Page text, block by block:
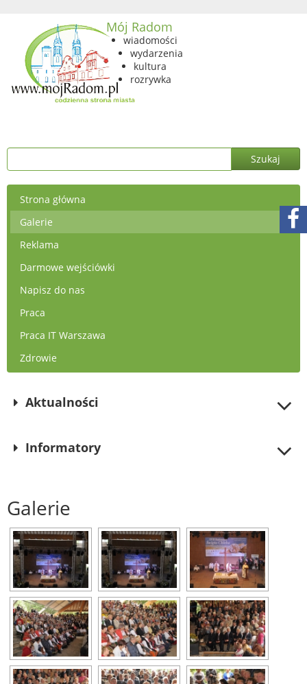
Mój Radom
wiadomości
wydarzenia
kultura
rozrywka
Strona główna
Galerie
Reklama
Darmowe wejściówki
Napisz do nas
Praca
Praca IT Warszawa
Zdrowie
Aktualności
Informatory
Galerie